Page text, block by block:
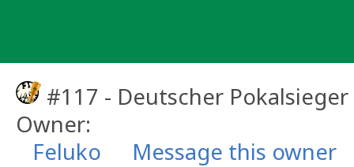
#117 - Deutscher
Owner:
Feluko
Message this owner